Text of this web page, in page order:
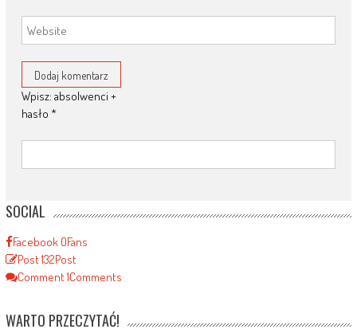
Wpisz: absolwenci +
hasło *
SOCIAL
Facebook 0Fans
Post132Post
Comment1Comments
WARTO PRZECZYTAĆ!